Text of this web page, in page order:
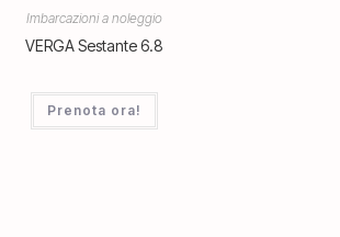
Imbarcazioni a noleggio
VERGA Sestante 6.8
Prenota ora!